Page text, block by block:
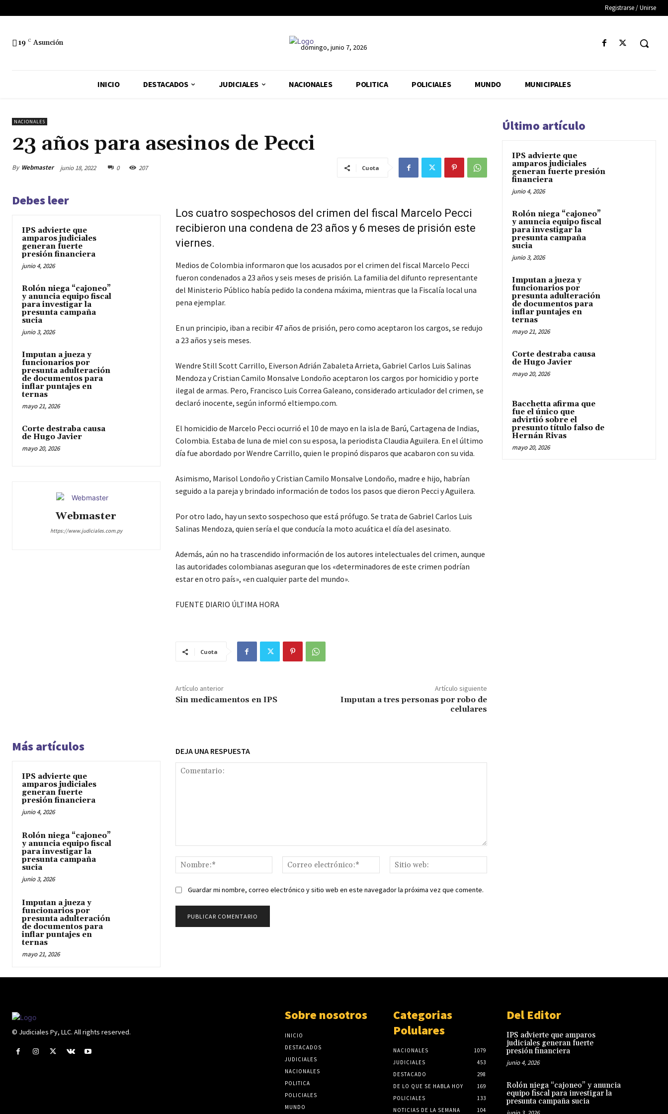
Registrarse / Unirse
19 C Asunción domingo, junio 7, 2026
INICIO DESTACADOS JUDICIALES NACIONALES POLITICA POLICIALES MUNDO MUNICIPALES
NACIONALES
23 años para asesinos de Pecci
By Webmaster junio 18, 2022 0 207 Cuota
Debes leer
IPS advierte que
amparos judiciales
generan fuerte
presión financiera
junio 4, 2026
Rolón niega “cajoneo”
y anuncia equipo fiscal
para investigar la
presunta campaña
sucia
junio 3, 2026
Imputan a jueza y
funcionarios por
presunta adulteración
de documentos para
inflar puntajes en
ternas
mayo 21, 2026
Corte destraba causa
de Hugo Javier
mayo 20, 2026
Webmaster
https://www.judiciales.com.py
Los cuatro sospechosos del crimen del fiscal Marcelo Pecci
recibieron una condena de 23 años y 6 meses de prisión este
viernes.
Medios de Colombia informaron que los acusados por el crimen del fiscal Marcelo Pecci
fueron condenados a 23 años y seis meses de prisión. La familia del difunto representante
del Ministerio Público había pedido la condena máxima, mientras que la Fiscalía local una
pena ejemplar.
En un principio, iban a recibir 47 años de prisión, pero como aceptaron los cargos, se redujo
a 23 años y seis meses.
Wendre Still Scott Carrillo, Eiverson Adrián Zabaleta Arrieta, Gabriel Carlos Luis Salinas
Mendoza y Cristian Camilo Monsalve Londoño aceptaron los cargos por homicidio y porte
ilegal de armas. Pero, Francisco Luis Correa Galeano, considerado articulador del crimen, se
declaró inocente, según informó eltiempo.com.
El homicidio de Marcelo Pecci ocurrió el 10 de mayo en la isla de Barú, Cartagena de Indias,
Colombia. Estaba de luna de miel con su esposa, la periodista Claudia Aguilera. En el último
día fue abordado por Wendre Carrillo, quien le propinó disparos que acabaron con su vida.
Asimismo, Marisol Londoño y Cristian Camilo Monsalve Londoño, madre e hijo, habrían
seguido a la pareja y brindado información de todos los pasos que dieron Pecci y Aguilera.
Por otro lado, hay un sexto sospechoso que está prófugo. Se trata de Gabriel Carlos Luis
Salinas Mendoza, quien sería el que conducía la moto acuática el día del asesinato.
Además, aún no ha trascendido información de los autores intelectuales del crimen, aunque
las autoridades colombianas aseguran que los «determinadores de este crimen podrían
estar en otro país», «en cualquier parte del mundo».
FUENTE DIARIO ÚLTIMA HORA
Cuota
Artículo anterior
Sin medicamentos en IPS
Artículo siguiente
Imputan a tres personas por robo de
celulares
Más artículos
IPS advierte que
amparos judiciales
generan fuerte
presión financiera
junio 4, 2026
Rolón niega “cajoneo”
y anuncia equipo fiscal
para investigar la
presunta campaña
sucia
junio 3, 2026
Imputan a jueza y
funcionarios por
presunta adulteración
de documentos para
inflar puntajes en
ternas
mayo 21, 2026
DEJA UNA RESPUESTA
Nombre:*
Correo
electrónico:*
web:
Guardar mi nombre, correo electrónico y sitio web en este navegador la próxima vez que comente.
Último artículo
IPS advierte que
amparos judiciales
generan fuerte presión
financiera
junio 4, 2026
Rolón niega “cajoneo”
y anuncia equipo fiscal
para investigar la
presunta campaña
sucia
junio 3, 2026
Imputan a jueza y
funcionarios por
presunta adulteración
de documentos para
inflar puntajes en
ternas
mayo 21, 2026
Corte destraba causa
de Hugo Javier
mayo 20, 2026
Bacchetta afirma que
fue el único que
advirtió sobre el
presunto título falso de
Hernán Rivas
mayo 20, 2026
© Judiciales Py, LLC. All rights reserved.
Sobre nosotros
INICIO
DESTACADOS
JUDICIALES
NACIONALES
POLITICA
POLICIALES
MUNDO
Categorias
Polulares
NACIONALES
1079
JUDICIALES
453
DESTACADO
298
DE LO QUE SE HABLA HOY
169
POLICIALES
133
NOTICIAS DE LA SEMANA
104
Del Editor
IPS advierte que amparos
judiciales generan fuerte
presión financiera
junio 4, 2026
Rolón niega “cajoneo” y anuncia
equipo fiscal para investigar la
presunta campaña sucia